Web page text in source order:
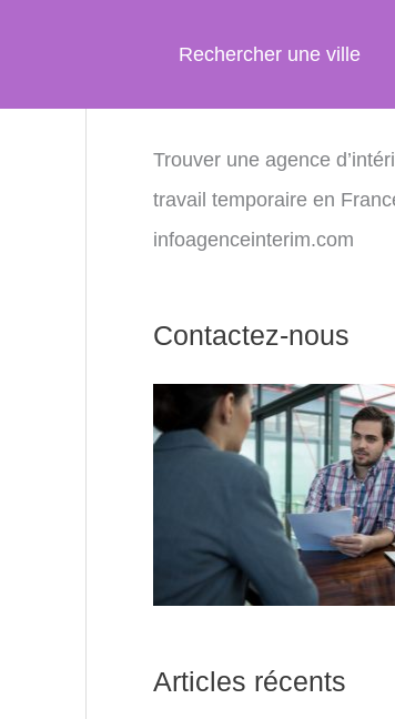
Rechercher une ville
Trouver une agence
travail temporaire en
infoagenceinterim.com
Contactez-nous
Articles récents